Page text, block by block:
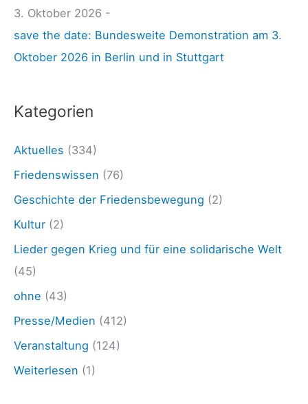
e
h
:
3. Oktober 2026 -
save the date: Bundesweite Demonstration am 3.
Oktober 2026 in Berlin und in Stuttgart
Kategorien
Aktuelles (334)
Friedenswissen (76)
Geschichte der Friedensbewegung (2)
Kultur (2)
Lieder gegen Krieg und für eine solidarische Welt
(45)
ohne (43)
Presse/Medien (412)
Veranstaltung (124)
Weiterlesen (1)